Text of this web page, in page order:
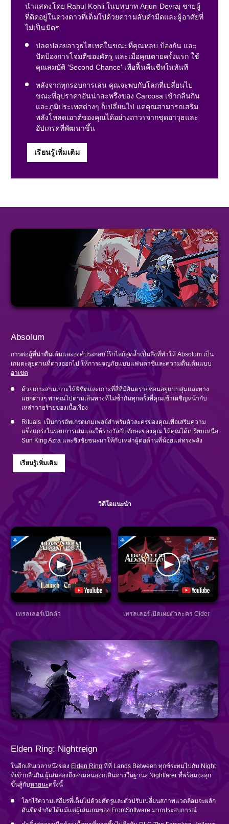
นำแสดงโดย Rahul Kohli ในบทบาท Arjun Devraj ชายผู้
ที่ติดอยู่ในดวงดาวที่เต็มไปด้วยความลับดำมืดและผู้อาศัยที่
ไม่เป็นมิตร
ปลดปล่อยอาวุธไฮเทคในขณะที่คุณหลบ ป้องกัน และ
ปัดป้องการโจมตีของศัตรู และเมื่อคุณตายครั้งแรก ใช้
คุณสมบัติ 'Second Chance' เพื่อฟื้นคืนชีพในทันที
หลังจากทุกรอบการเล่น คุณจะพบกับโลกที่เปลี่ยนไป
ขณะที่อุปราคาอันน่าสะพรึงของ Carcosa เข้ากลืนกิน
และภูมิประเทศต่างๆ ก็เปลี่ยนไป แต่คุณสามารถเสริม
พลังโหลดเอาต์ของคุณได้อย่างถาวรจากชุดอาวุธและ
อัปเกรดที่พัฒนาขึ้น
เรียนรู้เพิ่มเติม
Absolum
การต่อสู้ที่น่าตื่นเต้นและองค์ประกอบโร้กไลก์สุดล้ำเป็นสิ่งที่ทำให้ Absolum เป็น
เกมตะลุยด่านที่ต่างออกไป ให้การผจญภัยแบบแฟนตาซีและความตื่นเต้นแบบ
อาเขต
ด้วยเกาะสามเกาะให้พิชิตและเกาะที่สี่ที่มีอันตรายซ่อนอยู่แบบสุ่มและทาง
แยกต่างๆ พาคุณไปตามเส้นทางที่ไม่ซ้ำกันทุกครั้งที่คุณเข้าเผชิญหน้ากับ
เหล่าวายร้ายของเนื้อเรื่อง
Rituals เป็นการอัพเกรดเกมเพลย์สำหรับตัวละครของคุณเพื่อเสริมความ
แข็งแกร่งในรอบการเล่นและให้รางวัลกับทักษะของคุณ ให้คุณได้เปรียบเหนือ
Sun King Azra และชิงชัยชนะมาให้กับเหล่าผู้ต่อต้านที่น้อยแต่ทรงพลัง
เรียนรู้เพิ่มเติม
วิดีโอแนะนำ
เทรลเลอร์เปิดตัว เทรลเลอร์เปิดเผยตัวละคร Cider
Elden Ring: Nightreign
ในอีกเส้นเวลาหนึ่งของ Elden Ring ที่ที่ Lands Between ทุกข์ระทมไปกับ Night
ที่เข้ากลืนกิน ผู้เล่นสองถึงสามคนออกเดินทางในฐานะ Nightfarer ที่พร้อมจะลุก
ขึ้นสู้กับหายนะครั้งนี้
โลกไร้ความเสถียรที่เต็มไปด้วยศัตรูและตัวปรับเปลี่ยนสภาพแวดล้อมจะผลัก
ดันขีดจำกัดได้แม้แต่ผู้เล่นเกมของ FromSoftware มากประสบการณ์